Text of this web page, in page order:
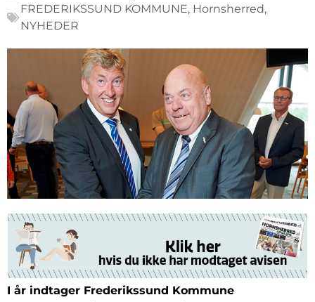
FREDERIKSSUND KOMMUNE, Hornsherred,
NYHEDER
I år indtager Frederikssund Kommune